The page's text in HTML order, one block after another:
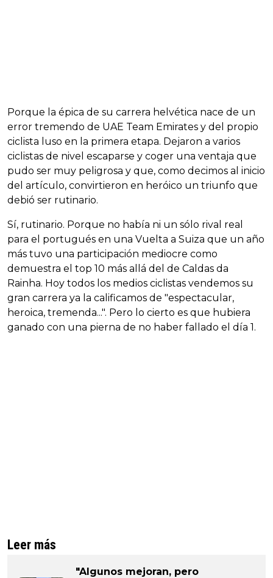
Porque la épica de su carrera helvética nace de un
error tremendo de UAE Team Emirates y del propio
ciclista luso en la primera etapa. Dejaron a varios
ciclistas de nivel escaparse y coger una ventaja que
pudo ser muy peligrosa y que, como decimos al inicio
del artículo, convirtieron en heróico un triunfo que
debió ser rutinario.
Sí, rutinario. Porque no había ni un sólo rival real
para el portugués en una Vuelta a Suiza que un año
más tuvo una participación mediocre como
demuestra el top 10 más allá del de Caldas da
Rainha. Hoy todos los medios ciclistas vendemos su
gran carrera ya la calificamos de "espectacular,
heroica, tremenda...". Pero lo cierto es que hubiera
ganado con una pierna de no haber fallado el día 1.
Leer más
"Algunos mejoran, pero